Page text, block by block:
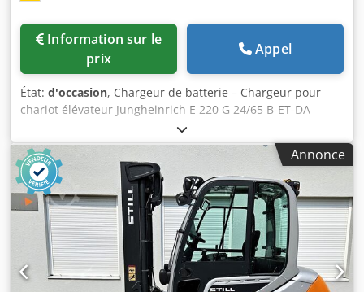
prix
Appel
État: d'occasion, Chargeur de batterie – Chargeur pour
chariot élévateur Jungheinrich E 220 G 24/65 B-ET-DA
Inspection vidéo en ligne par appel vidéo Skype Nous
serions très heureux de vous accueillir – d’autres machines
sont disponibles en stock. Dsdpfx Ahjh Axztsujwa
Disponible immédiatement – possibilité d’inspection. En
stock à Emskirchen / Nuremberg – possibilité de test.
Annonce